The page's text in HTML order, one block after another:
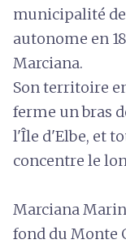
municipalité
autonome en
Marciana.
Son territoire
ferme un bras
l'Île d'Elbe, et
concentre le
Marciana
fond du Monte